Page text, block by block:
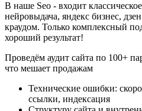
В наше Seo - входит
нейровыдача, яндекс бизнес,
краудом. Только комплексный
хороший результат!
Проведём аудит сайта по 100+
что мешает продажам
Технические ошибки:
ссылки, индексация